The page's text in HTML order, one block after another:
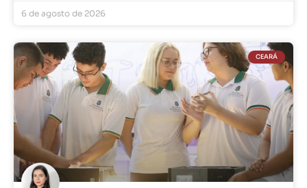
6 de agosto de 2026
CEARÁ